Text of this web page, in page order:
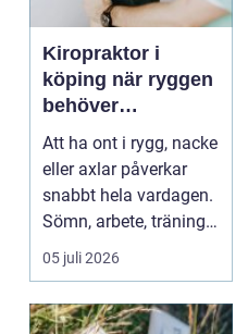
Kiropraktor i
köping när ryggen
behöver
professionell hjälp
Att ha ont i rygg, nacke
eller axlar påverkar
snabbt hela vardagen.
Sömn, arbete, träning
och humör ...
05 juli 2026